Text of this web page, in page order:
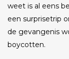
weet is al eens
een surprisetrip
de gevangenis
boycotten.